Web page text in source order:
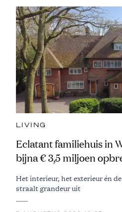
LIVING
Eclatant familiehuis in
bijna € 3,5 miljoen
Het interieur, het exterieur én
straalt grandeur uit